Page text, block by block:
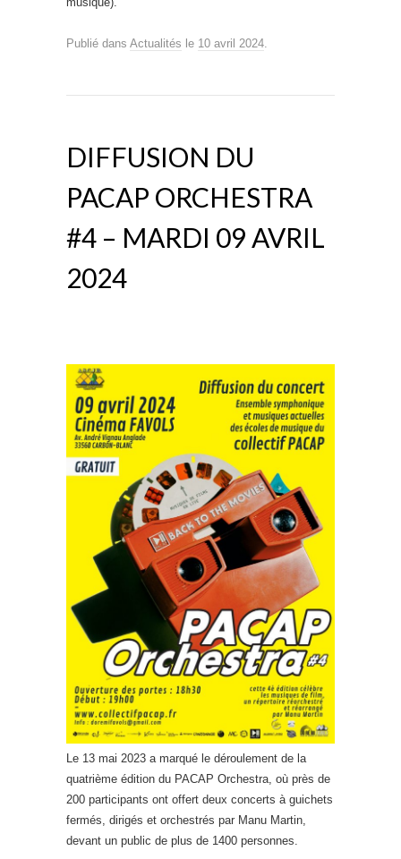
Publié dans Actualités le 10 avril 2024.
DIFFUSION DU
PACAP ORCHESTRA
#4 – MARDI 09 AVRIL
2024
Le 13 mai 2023 a marqué le déroulement de la
quatrième édition du PACAP Orchestra, où près de
200 participants ont offert deux concerts à guichets
fermés, dirigés et orchestrés par Manu Martin,
devant un public de plus de 1400 personnes.